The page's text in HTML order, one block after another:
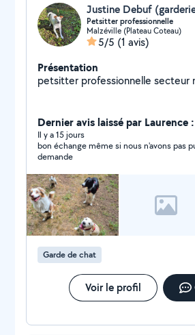
Petsitter professionnelle
Malzéville (Plateau Coteau)
5/5 (1 avis)
Présentation
petsitter professionnelle secteur
Dernier avis laissé par Laurence
Il y a 15 jours
bon échange même si nous n'avons pas
demande
Garde de chat
Voir le profil